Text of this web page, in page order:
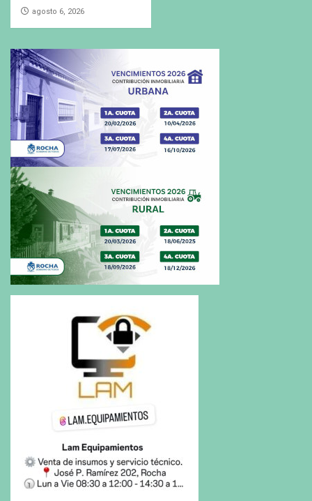
agosto 6, 2026